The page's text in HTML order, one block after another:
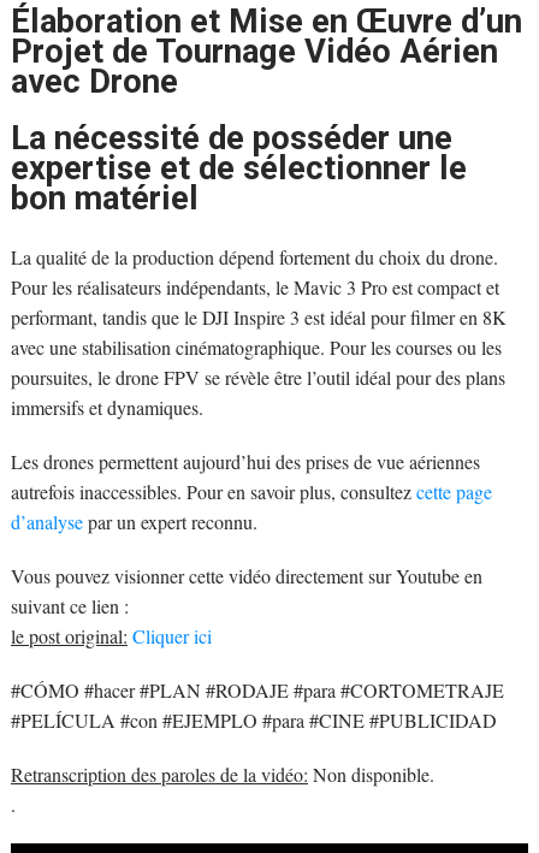
Élaboration et Mise en Œuvre d’un
Projet de Tournage Vidéo Aérien
avec Drone
La nécessité de posséder une
expertise et de sélectionner le
bon matériel
La qualité de la production dépend fortement du choix du drone.
Pour les réalisateurs indépendants, le Mavic 3 Pro est compact et
performant, tandis que le DJI Inspire 3 est idéal pour filmer en 8K
avec une stabilisation cinématographique. Pour les courses ou les
poursuites, le drone FPV se révèle être l’outil idéal pour des plans
immersifs et dynamiques.
Les drones permettent aujourd’hui des prises de vue aériennes
autrefois inaccessibles. Pour en savoir plus, consultezcette page
d’analysepar un expert reconnu.
Vous pouvez visionner cette vidéo directement sur Youtube en
suivant ce lien :
le post original: Cliquer ici
#CÓMO #hacer #PLAN #RODAJE #para #CORTOMETRAJE
#PELÍCULA #con #EJEMPLO #para #CINE #PUBLICIDAD
Retranscription des paroles de la vidéo: Non disponible.
.